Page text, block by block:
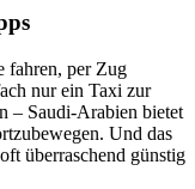
fahren, per Zug
nur ein Taxi zur
– Saudi-Arabien bietet
Und das
überraschend günstig